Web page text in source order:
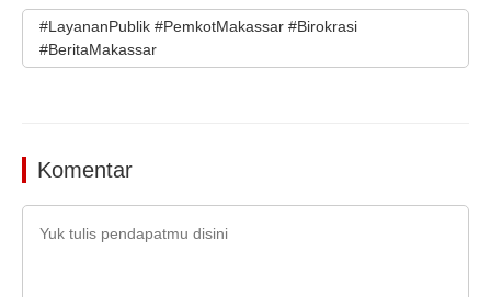
#LayananPublik #PemkotMakassar #Birokrasi
#BeritaMakassar
Komentar